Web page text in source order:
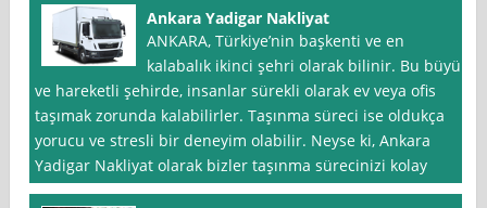
Ankara Yadigar Nakliyat
ANKARA, Türkiye’nin başkenti ve en
kalabalık ikinci şehri olarak bilinir. Bu büyük
ve hareketli şehirde, insanlar sürekli olarak ev veya ofis
taşımak zorunda kalabilirler. Taşınma süreci ise oldukça
yorucu ve stresli bir deneyim olabilir. Neyse ki, Ankara
Yadigar Nakliyat olarak bizler taşınma sürecinizi kolay